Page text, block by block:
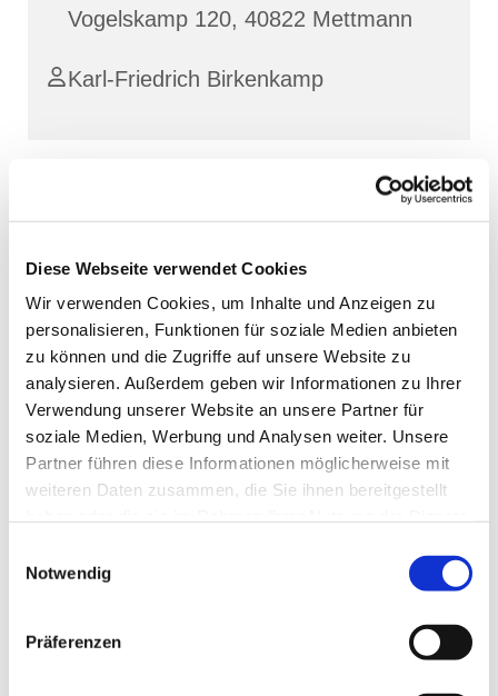
Diese Webseite verwendet Cookies
Wir verwenden Cookies, um Inhalte und Anzeigen zu
personalisieren, Funktionen für soziale Medien anbieten
zu können und die Zugriffe auf unsere Website zu
analysieren. Außerdem geben wir Informationen zu Ihrer
Verwendung unserer Website an unsere Partner für
soziale Medien, Werbung und Analysen weiter. Unsere
Partner führen diese Informationen möglicherweise mit
weiteren Daten zusammen, die Sie ihnen bereitgestellt
Notwendig
Präferenzen
Vogelskamp 120, 40822 Mettmann
Karl-Friedrich Birkenkamp
Dies könnte Sie auch